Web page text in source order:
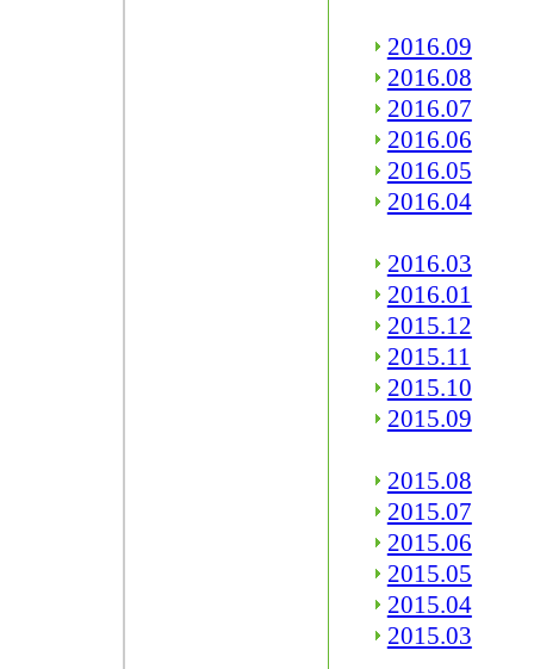
2016.09
2016.08
2016.07
2016.06
2016.05
2016.04
2016.03
2016.01
2015.12
2015.11
2015.10
2015.09
2015.08
2015.07
2015.06
2015.05
2015.04
2015.03